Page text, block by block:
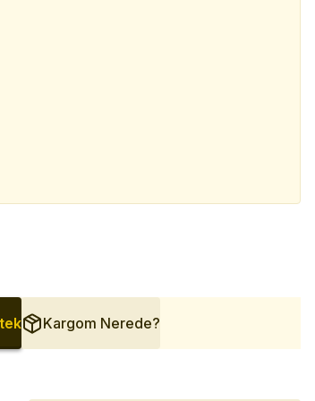
Kargom Nerede?